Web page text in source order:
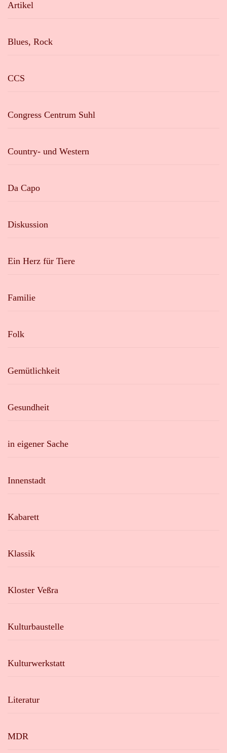
Artikel
Blues, Rock
CCS
Congress Centrum Suhl
Country- und Western
Da Capo
Diskussion
Ein Herz für Tiere
Familie
Folk
Gemütlichkeit
Gesundheit
in eigener Sache
Innenstadt
Kabarett
Klassik
Kloster Veßra
Kulturbaustelle
Kulturwerkstatt
Literatur
MDR